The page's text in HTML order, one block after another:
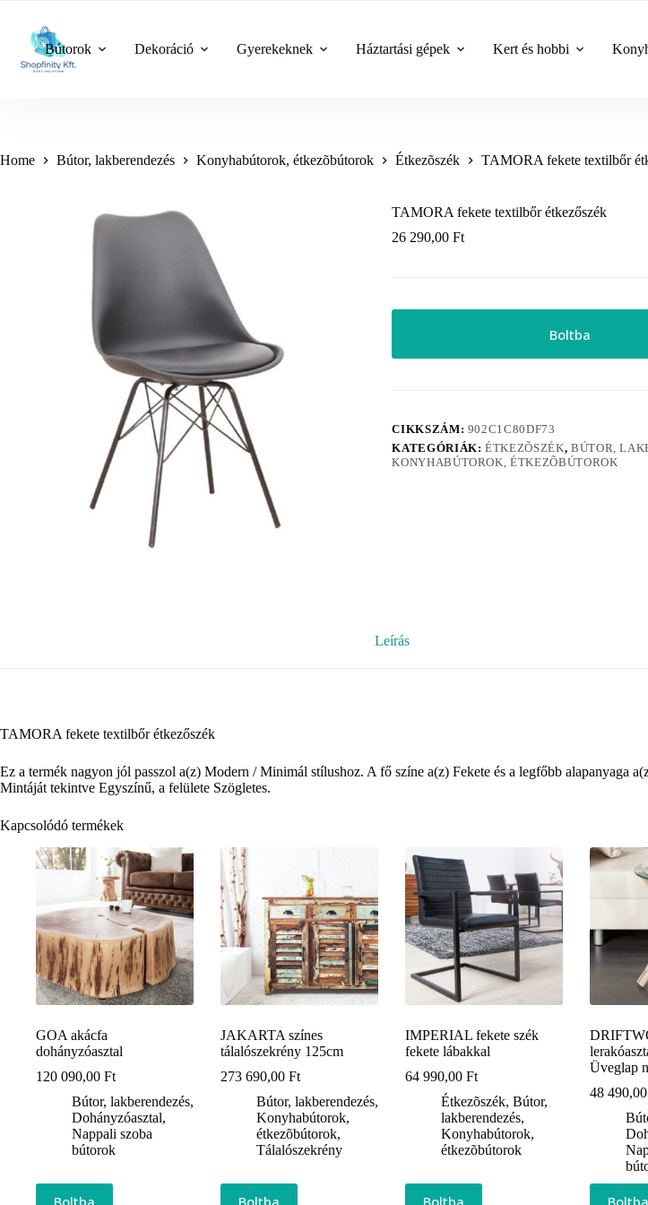
content
Bútorok Dekoráció Gyerekeknek Háztartási gépek Kert és hobbi
Home Bútor, lakberendezés Konyhabútorok, étkezõbútorok Étkezõszék TAMORA fekete textilbőr
TAMORA fekete textilbőr étkezőszék
26 290,00Ft
Boltba
CIKKSZÁM: 902C1C80DF73
KATEGÓRIÁK:ÉTKEZÕSZÉK, BÚTOR,
KONYHABÚTOROK, ÉTKEZÕBÚTOROK
Leírás
TAMORA fekete textilbőr étkezőszék
Ez a termék nagyon jól passzol a(z) Modern / Minimál stílushoz. A fő színe a(z) Fekete és a legfőbb alapanyaga
Mintáját tekintve Egyszínű, a felülete Szögletes.
Kapcsolódó termékek
GOA akácfa
dohányzóasztal
120 090,00 Ft
Bútor, lakberendezés,
Dohányzóasztal,
Nappali szoba
bútorok
JAKARTA színes
tálalószekrény 125cm
273 690,00Ft
Bútor, lakberendezés,
Konyhabútorok,
étkezõbútorok,
Tálalószekrény
IMPERIAL fekete szék
fekete lábakkal
64 990,00Ft
Étkezõszék,Bútor,
lakberendezés,
Konyhabútorok,
étkezõbútorok
Üveglap
48